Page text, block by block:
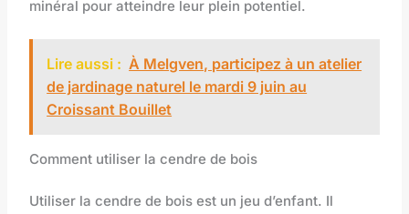
minéral pour atteindre leur plein potentiel.
Lire aussi : À Melgven, participez à un atelier
de jardinage naturel le mardi 9 juin au
Croissant Bouillet
Comment utiliser la cendre de bois
Utiliser la cendre de bois est un jeu d’enfant. Il